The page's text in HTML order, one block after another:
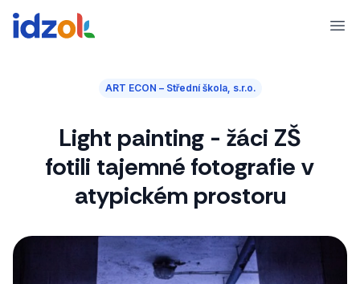
ART ECON – Střední škola, s.r.o.
Light painting - žáci ZŠ
fotili tajemné fotografie v
atypickém prostoru